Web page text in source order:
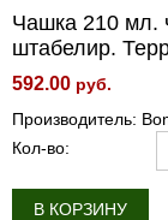
Чашка 210 мл.
штабелир.
592.00 руб.
Производитель:
Кол-во:
В КОРЗИНУ